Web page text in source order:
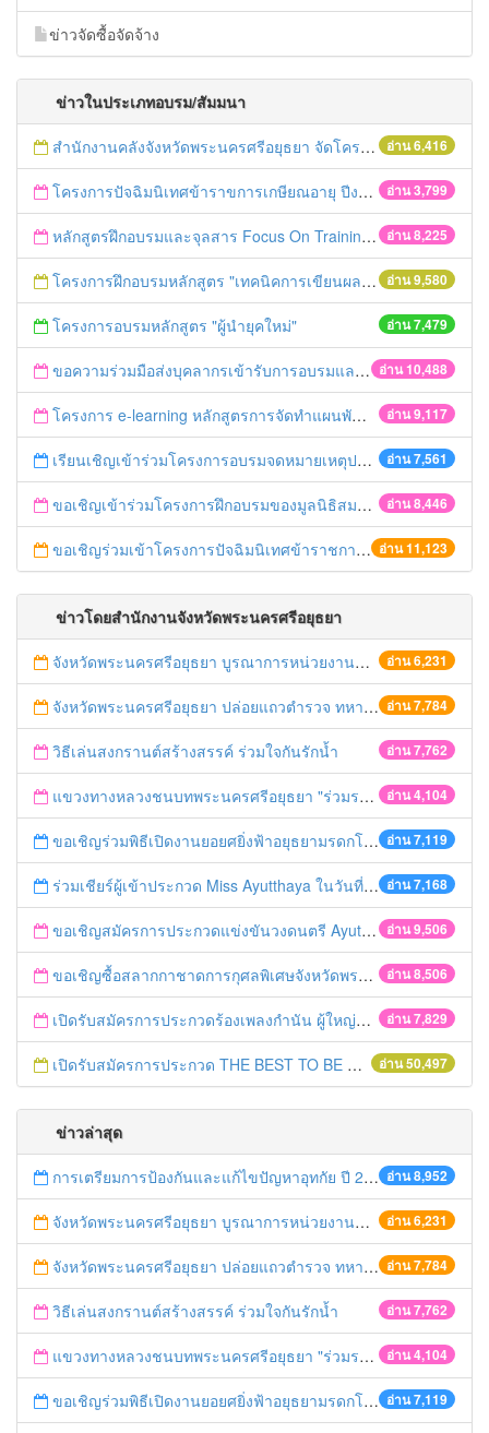
ข่าวจัดซื้อจัดจ้าง
ข่าวในประเภทอบรม/สัมมนา
อ่าน 6,416
สำนักงานคลังจังหวัดพระนครศรีอยุธยา จัดโครงการฝึกอบรมเชิงปฏิบัติการ "การจัดซื้อจัดจ้างด้วยวิธีตลาดอิเล็กทรอนิกส์ (e-market)และวิธีประกวดราคาอิเล็กทรอนิกส์ (e-bidding)" ในวันที่ 4 เมษายน 2559 ณ อาคารราชภัฎ 100ปี ชั้น 2 มหาวิทยาลัยราชภัฎพระนครศรีอยุธยา
อ่าน 3,799
โครงการปัจฉิมนิเทศข้าราขการเกษียณอายุ ปีงบประมาณ พ.ศ. 2559
อ่าน 8,225
หลักสูตรฝึกอบรมและจุลสาร Focus On Training
อ่าน 9,580
โครงการฝึกอบรมหลักสูตร "เทคนิคการเขียนผลงานทางวิชาการ" รุ่นที่ 2
อ่าน 7,479
โครงการอบรมหลักสูตร "ผู้นำยุคใหม่"
อ่าน 10,488
ขอความร่วมมือส่งบุคลากรเข้ารับการอบรมและเผยแพร่ข่าวอบรม ประจำปี 2558
อ่าน 9,117
โครงการ e-learning หลักสูตรการจัดทำแผนพัฒนาจังหวัด
อ่าน 7,561
เรียนเชิญเข้าร่วมโครงการอบรมจดหมายเหตุประจำปี 2558 ของสมาคมจดหมายเหตุสยาม
อ่าน 8,446
ขอเชิญเข้าร่วมโครงการฝึกอบรมของมูลนิธิสมาคมนักเรียนทุนรัฐบาลไทย
อ่าน 11,123
ขอเชิญร่วมเข้าโครงการปัจฉิมนิเทศข้าราชการเกษียณอายุ ปี 2558
ข่าวโดยสำนักงานจังหวัดพระนครศรีอยุธยา
อ่าน 6,231
จังหวัดพระนครศรีอยุธยา บูรณาการหน่วยงานที่เกี่ยวข้อง ลงพื้นที่จัดระเบียบและดำเนินมาตรการตามบทลงโทษสูงสุดกับผู้ประกอบการร้านค้าที่ยังฝ่าฝืนตั้งร้านค้ารุกล้ำเขตพื้นที่ทางหลวง เตรียมความปลอดภัยก่อนเทศกาลสงกรานต์
อ่าน 7,784
จังหวัดพระนครศรีอยุธยา ปล่อยแถวตำรวจ ทหาร ฝ่ายปกครอง กว่า 100 นาย ตรวจเข้มท่ารถสาธารณะ สถานีขนส่งรถโดยสาร วินรถตู้ และสถานีรถไฟ เตรียมรับมือเทศกาลสงกรานต์
อ่าน 7,762
วิธีเล่นสงกรานต์สร้างสรรค์ ร่วมใจกันรักน้ำ
อ่าน 4,104
แขวงทางหลวงชนบทพระนครศรีอยุธยา "ร่วมรณรงค์ ขับช้า เปิดไฟหน้า คาดเข็มขัด" เทศกาลสงกรานต์ ปี 2561
อ่าน 7,119
ขอเชิญร่วมพิธีเปิดงานยอยศยิ่งฟ้าอยุธยามรดกโลก
อ่าน 7,168
ร่วมเชียร์ผู้เข้าประกวด Miss Ayutthaya ในวันที่ 15 ธันวาคม 2560
อ่าน 9,506
ขอเชิญสมัครการประกวดแข่งขันวงดนตรี Ayutthaya battle of the bands
อ่าน 8,506
ขอเชิญซื้อสลากกาชาดการกุศลพิเศษจังหวัดพระนครศรีอยุธยา 2560
อ่าน 7,829
เปิดรับสมัครการประกวดร้องเพลงกำนัน ผู้ใหญ่บ้าน ฯลฯ
อ่าน 50,497
เปิดรับสมัครการประกวด THE BEST TO BE NUMBER ONE
ข่าวล่าสุด
อ่าน 8,952
การเตรียมการป้องกันและแก้ไขปัญหาอุทกัย ปี 2561
อ่าน 6,231
จังหวัดพระนครศรีอยุธยา บูรณาการหน่วยงานที่เกี่ยวข้อง ลงพื้นที่จัดระเบียบและดำเนินมาตรการตามบทลงโทษสูงสุดกับผู้ประกอบการร้านค้าที่ยังฝ่าฝืนตั้งร้านค้ารุกล้ำเขตพื้นที่ทางหลวง เตรียมความปลอดภัยก่อนเทศกาลสงกรานต์
อ่าน 7,784
จังหวัดพระนครศรีอยุธยา ปล่อยแถวตำรวจ ทหาร ฝ่ายปกครอง กว่า 100 นาย ตรวจเข้มท่ารถสาธารณะ สถานีขนส่งรถโดยสาร วินรถตู้ และสถานีรถไฟ เตรียมรับมือเทศกาลสงกรานต์
อ่าน 7,762
วิธีเล่นสงกรานต์สร้างสรรค์ ร่วมใจกันรักน้ำ
อ่าน 4,104
แขวงทางหลวงชนบทพระนครศรีอยุธยา "ร่วมรณรงค์ ขับช้า เปิดไฟหน้า คาดเข็มขัด" เทศกาลสงกรานต์ ปี 2561
อ่าน 7,119
ขอเชิญร่วมพิธีเปิดงานยอยศยิ่งฟ้าอยุธยามรดกโลก